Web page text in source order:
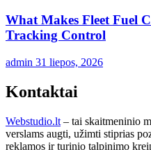
What Makes Fleet Fuel
Tracking Control
admin 31 liepos, 2026
Kontaktai
Webstudio.lt – tai skaitmeninio
verslams augti, užimti stiprias
reklamos ir turinio talpinimo